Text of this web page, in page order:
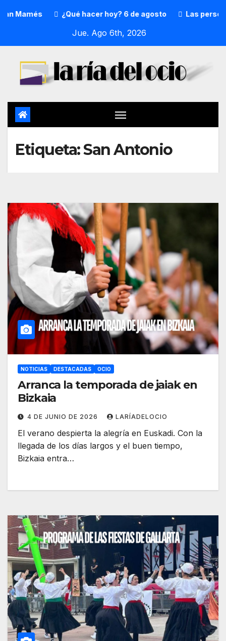
¿Qué hacer hoy? 6 de agosto Las personas
Jue. Ago 6th, 2026
Etiqueta:San Antonio
NOTICIAS DESTACADAS OCIO
Arranca la temporada de jaiak en
Bizkaia
4 DE JUNIO DE 2026 LARÍADELOCIO
El verano despierta la alegría en Euskadi. Con la
llegada de los días largos y el buen tiempo,
Bizkaia entra…